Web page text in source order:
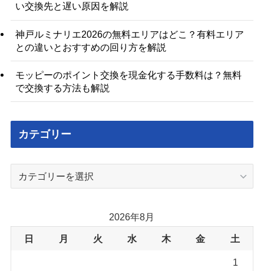
い交換先と遅い原因を解説
神戸ルミナリエ2026の無料エリアはどこ？有料エリア
との違いとおすすめの回り方を解説
モッピーのポイント交換を現金化する手数料は？無料
で交換する方法も解説
カテゴリー
ー
2026年8月
日 月 火 水 木 金 土
1